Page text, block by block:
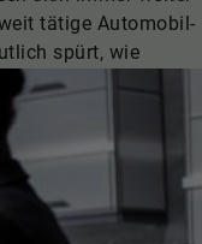
tätige Automobil-
spürt, wie